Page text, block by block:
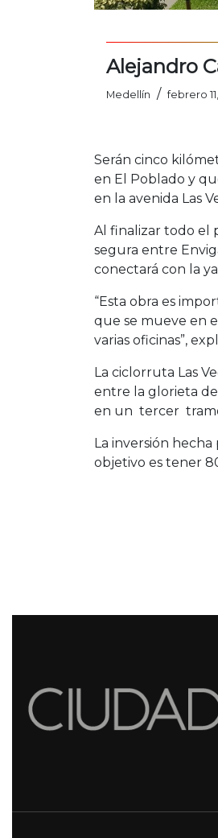
Alejandro
Medellín / febrero
Serán cinco
en El Poblado y
en la avenida Las
Al finalizar todo el
segura entre
conectará con la
“Esta obra es
que se mueve en
varias oficinas”,
La ciclorruta Las
entre la glorieta
en un tercer
La inversión
objetivo es tener